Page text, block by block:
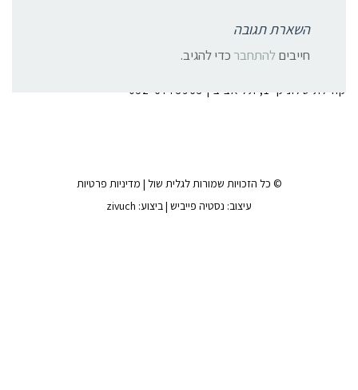
השארת תגובה
חייביםלהתחבר כדי להגיב.
צרו קשר:
קהילת סלוניקי 1, תל אביב | 052-6773963
© כל הזכויות שמורות לגלית שול | מדיניות פרטיות
עיצוב: נסטיה פייביש | ביצוע: zivuch